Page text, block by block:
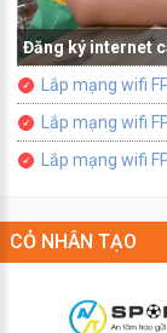
Đăng ký internet
Lắp mạng wifi
Lắp mạng wifi
Lắp mạng wifi
CỎ NHÂN TẠO